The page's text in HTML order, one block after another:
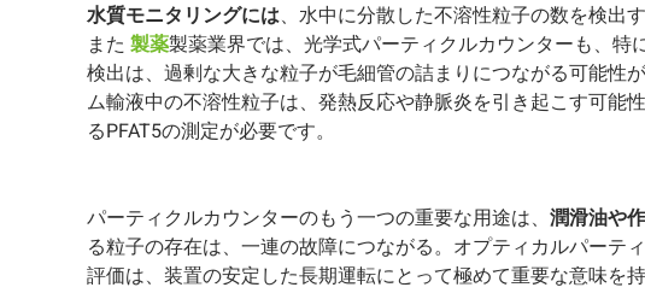
水質モニタリングには、水中に分散した不溶性粒子の数を検出
また 製薬製薬業界では、光学式パーティクルカウンターも、
検出は、過剰な大きな粒子が毛細管の詰まりにつながる可能性
ム輸液中の不溶性粒子は、発熱反応や静脈炎を引き起こす可能
るPFAT5の測定が必要です。
パーティクルカウンターのもう一つの重要な用途は、 潤滑油や
る粒子の存在は、一連の故障につながる。オプティカルパーテ
評価は、装置の安定した長期運転にとって極めて重要な意味を持